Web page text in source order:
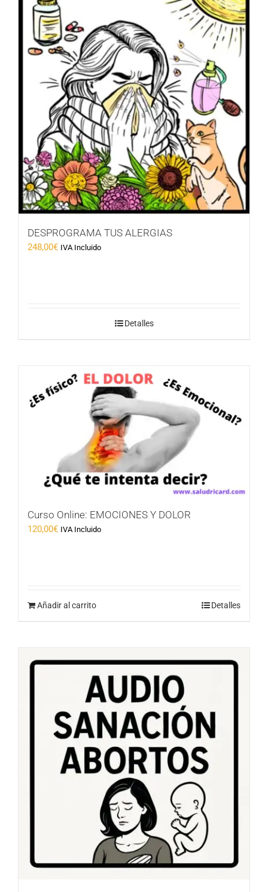
DESPROGRAMA TUS ALERGIAS
248,00€ IVA Incluido
Detalles
Curso Online: EMOCIONES Y DOLOR
120,00€ IVA Incluido
Añadir al carrito Detalles